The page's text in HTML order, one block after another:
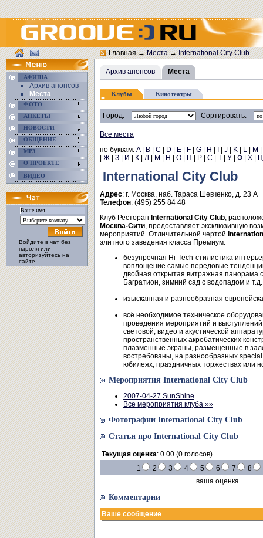
АФИША
Архив анонсов
Места
ФОТО
АНКЕТЫ
НОВОСТИ
ОБЩЕНИЕ
MP3
О ПРОЕКТЕ
ВИДЕО
Войдите в чат без
пароля или
авторизуйтесь на
сайте.
Главная→Места→International City Club
Архив анонсов Места
Клубы Кинотеатры
Город: Сортировать:
Все места
по буквам: A| B C D E F G H J K L M
Ж З И К Л М Н О П Р С Т У Ф Х Ц
International City Club
Адрес: г. Москва, наб. Тараса Шевченко, д. 23 А
Телефон: (495) 255 84 48
Клуб Ресторан International City Club,
Москва-Сити, предоставляет эксклюзивную
мероприятий. Отличительной чертой
элитного заведения класса Премиум:
безупречная Hi-Tech-стилистика
воплощение самые передовые
двойная открытая витражная панорама
Багратион, зимний сад с водопадом и т.д.
изысканная и разнообразная
всё необходимое техническое
проведения мероприятий и
световой, видео и акустической
пространственных акробатических
плазменные экраны, размещенные в
востребованы, на разнообразных
юбилеях, праздничных торжествах или
Мероприятия International City Club
2007-04-27 SunShine
Все мероприятия клуба »»
Фотографии International City Club
Статьи про International City Club
Текущая оценка: 0.00 (0 голосов)
1
2 3 4 5 6 7 8
ваша оценка
Комментарии
Ваше сообщение